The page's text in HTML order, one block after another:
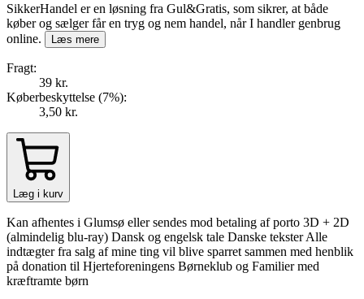
SikkerHandel er en løsning fra Gul&Gratis, som sikrer, at både
køber og sælger får en tryg og nem handel, når I handler genbrug
online.
Læs mere
Fragt:
39 kr.
Køberbeskyttelse (7%):
3,50 kr.
Læg i kurv
Kan afhentes i Glumsø eller sendes mod betaling af porto 3D + 2D
(almindelig blu-ray) Dansk og engelsk tale Danske tekster Alle
indtægter fra salg af mine ting vil blive sparret sammen med henblik
på donation til Hjerteforeningens Børneklub og Familier med
kræftramte børn